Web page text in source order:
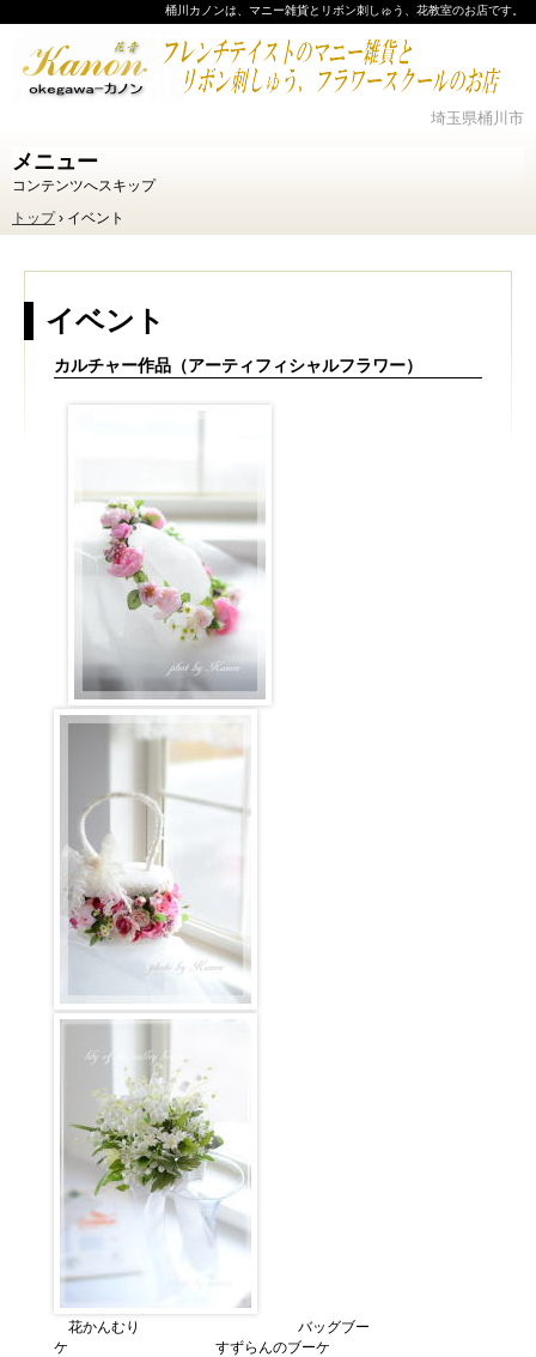
桶川カノンは、マニー雑貨とリボン刺しゅう、花教室のお店です。
埼玉県桶川市
メニュー
コンテンツへスキップ
トップ › イベント
イベント
カルチャー作品（アーティフィシャルフラワー）
花かんむり バッグブー
ケ すずらんのブーケ